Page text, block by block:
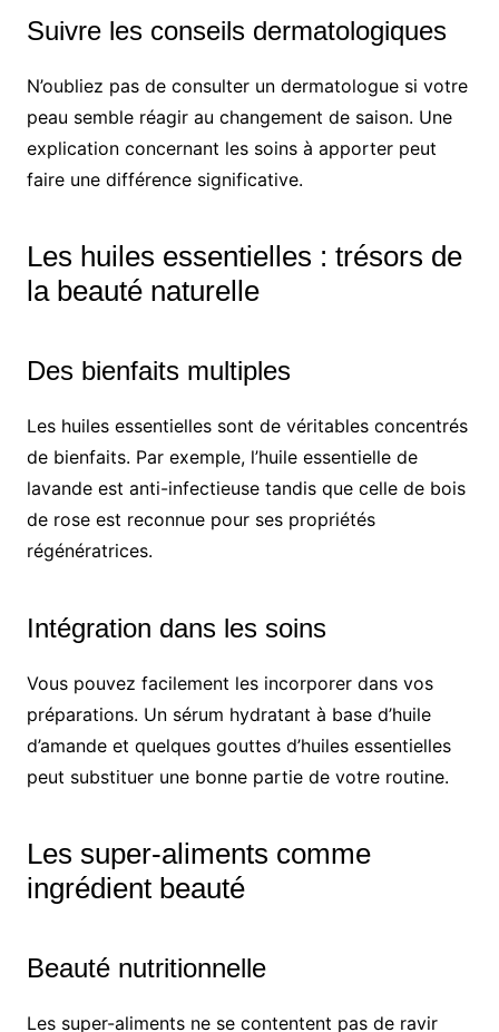
Suivre les conseils dermatologiques
N’oubliez pas de consulter un dermatologue si votre
peau semble réagir au changement de saison. Une
explication concernant les soins à apporter peut
faire une différence significative.
Les huiles essentielles : trésors de
la beauté naturelle
Des bienfaits multiples
Les huiles essentielles sont de véritables concentrés
de bienfaits. Par exemple, l’huile essentielle de
lavande est anti-infectieuse tandis que celle de bois
de rose est reconnue pour ses propriétés
régénératrices.
Intégration dans les soins
Vous pouvez facilement les incorporer dans vos
préparations. Un sérum hydratant à base d’huile
d’amande et quelques gouttes d’huiles essentielles
peut substituer une bonne partie de votre routine.
Les super-aliments comme
ingrédient beauté
Beauté nutritionnelle
Les super-aliments ne se contentent pas de ravir